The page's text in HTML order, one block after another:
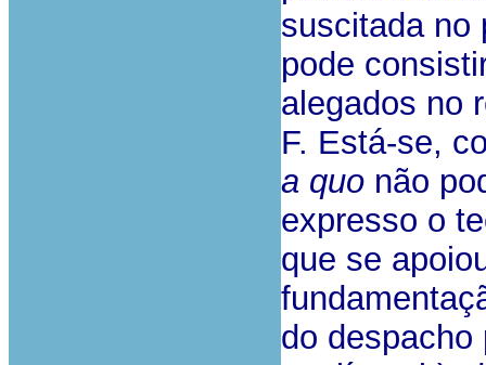
suscitada no
pode
alegados no
F. Está-se,
a quo não
expresso o
que se
do despacho